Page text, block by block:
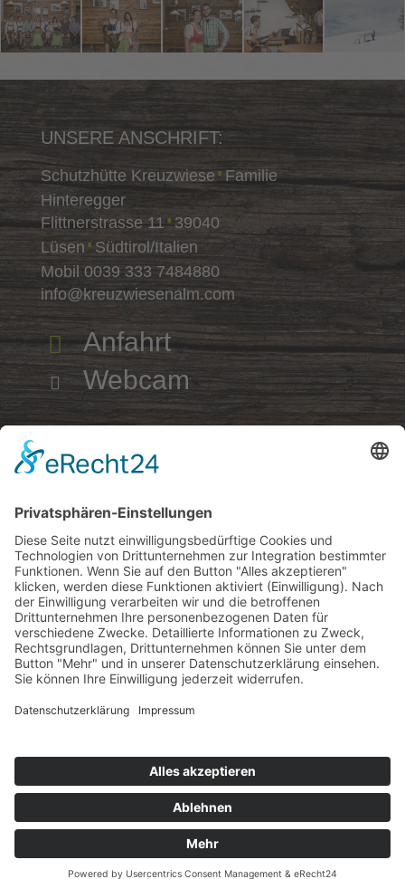
UNSERE ANSCHRIFT:
Schutzhütte Kreuzwiese ∎ Familie
Hinteregger
Flittnerstrasse 11 ∎ 39040
Lüsen ∎ Südtirol/Italien
Mobil0039 333 7484880
info@kreuzwiesenalm.com
 Anfahrt
 Webcam